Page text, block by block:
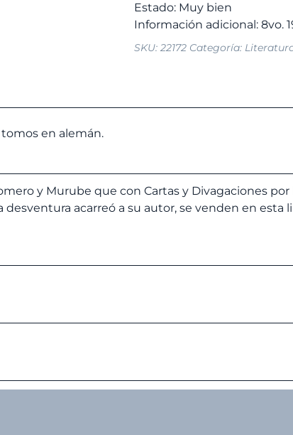
Estado: Muy bien
SKU: 22172 Categoría:
en alemán.
y Murube que con Cartas y Divagaciones
acarreó a su autor, se venden en esta